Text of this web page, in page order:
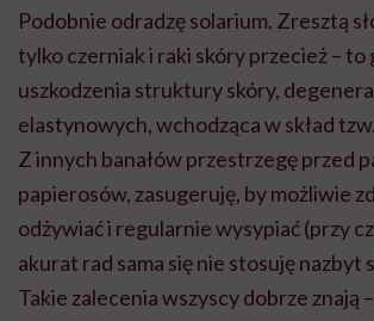
Podobnie odradzę solarium. Zresztą
tylko czerniak i raki skóry przecież – to
uszkodzenia struktury skóry,
elastynowych, wchodząca w skład
Z innych banałów przestrzegę przed
papierosów, zasugeruję, by możliwie
odżywiać i regularnie wysypiać (przy
akurat rad sama się nie stosuję nazbyt
Takie zalecenia wszyscy dobrze znają